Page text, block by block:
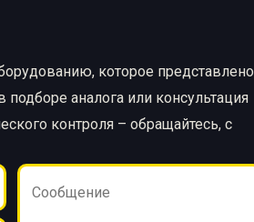
которое представлено
аналога или консультация
контроля – обращайтесь, с